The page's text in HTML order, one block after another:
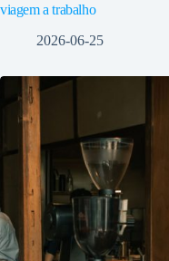
viagem a trabalho
2026-06-25